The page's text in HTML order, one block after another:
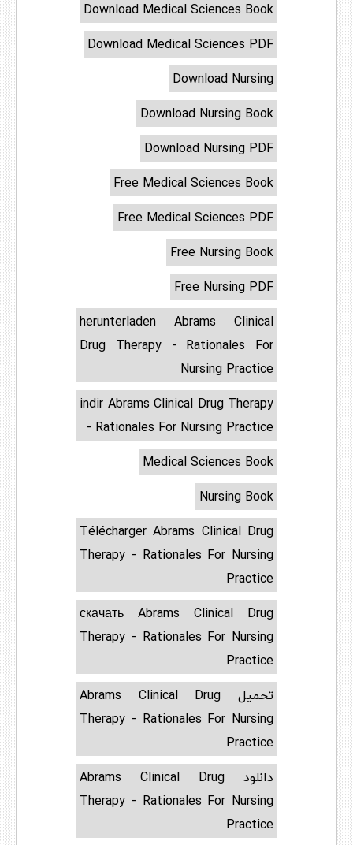
Download Medical Sciences Book
Download Medical Sciences PDF
Download Nursing
Download Nursing Book
Download Nursing PDF
Free Medical Sciences Book
Free Medical Sciences PDF
Free Nursing Book
Free Nursing PDF
herunterladen Abrams Clinical
Drug Therapy - Rationales For
Nursing Practice
indir Abrams Clinical Drug Therapy
- Rationales For Nursing Practice
Medical Sciences Book
Nursing Book
Télécharger Abrams Clinical Drug
Therapy - Rationales For Nursing
Practice
скачать Abrams Clinical Drug
Therapy - Rationales For Nursing
Practice
تحميل Abrams Clinical Drug
Therapy - Rationales For Nursing
Practice
دانلود Abrams Clinical Drug
Therapy - Rationales For Nursing
Practice